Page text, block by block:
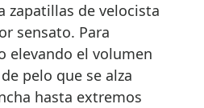
zapatillas de velocista
sensato. Para
elevando el volumen
pelo que se alza
hasta extremos